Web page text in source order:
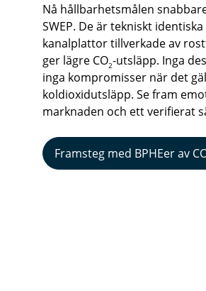
Nå hållbarhetsmålen
SWEP. De är tekniskt
kanalplattor tillverkade av
ger lägre CO2-utsläpp. Inga
inga kompromisser när det
koldioxidutsläpp. Se fram
marknaden och ett verifierat
Framsteg med BPHEer av